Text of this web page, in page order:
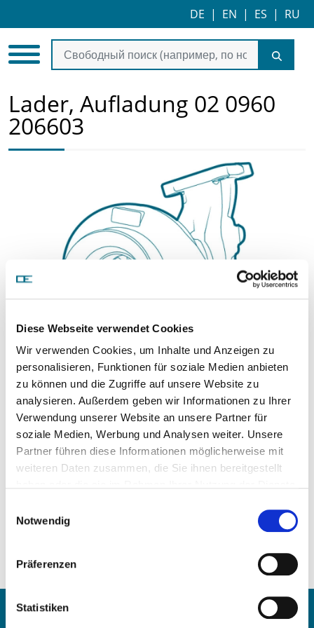
Diese Webseite verwendet Cookies
Wir verwenden Cookies, um Inhalte und Anzeigen zu
personalisieren, Funktionen für soziale Medien anbieten
zu können und die Zugriffe auf unsere Website zu
analysieren. Außerdem geben wir Informationen zu Ihrer
Verwendung unserer Website an unsere Partner für
soziale Medien, Werbung und Analysen weiter. Unsere
Partner führen diese Informationen möglicherweise mit
weiteren Daten zusammen, die Sie ihnen bereitgestellt
Notwendig
Präferenzen
Statistiken
DE | EN | ES | RU
Lader, Aufladung 02 0960
206603
Цена по запросу
ЗАПРОСИТЬ СТАТЬЮ
51.09100.7907
Связаться с